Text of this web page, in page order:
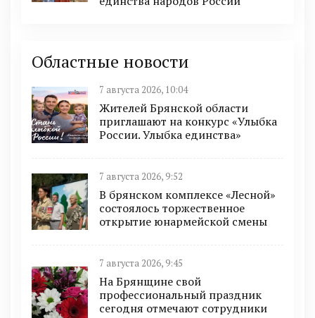
Областные новости
7 августа 2026, 10:04
Жителей Брянской области
приглашают на конкурс «Улыбка
России. Улыбка единства»
7 августа 2026, 9:52
В брянском комплексе «Лесной»
состоялось торжественное
открытие юнармейской смены
7 августа 2026, 9:45
На Брянщине свой
профессиональный праздник
сегодня отмечают сотрудники